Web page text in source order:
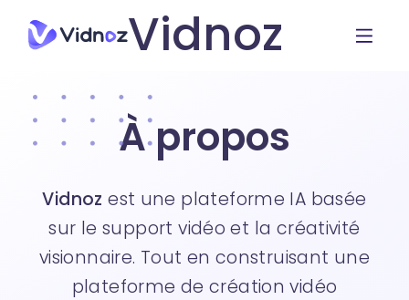
Vidnoz
À propos
Vidnoz est une plateforme IA basée
sur le support vidéo et la créativité
visionnaire. Tout en construisant une
plateforme de création vidéo